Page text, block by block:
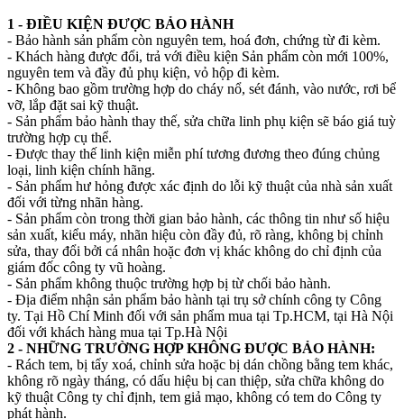
1 - ĐIỀU KIỆN ĐƯỢC BẢO HÀNH
- Bảo hành sản phẩm còn nguyên tem, hoá đơn, chứng từ đi kèm.
- Khách hàng được đổi, trả với điều kiện Sản phẩm còn mới 100%,
nguyên tem và đầy đủ phụ kiện, vỏ hộp đi kèm.
- Không bao gồm trường hợp do cháy nổ, sét đánh, vào nước, rơi bể
vỡ, lắp đặt sai kỹ thuật.
- Sản phẩm bảo hành thay thế, sửa chữa linh phụ kiện sẽ báo giá tuỳ
trường hợp cụ thể.
- Được thay thế linh kiện miễn phí tương đương theo đúng chủng
loại, linh kiện chính hãng.
- Sản phẩm hư hỏng được xác định do lỗi kỹ thuật của nhà sản xuất
đối với từng nhãn hàng.
- Sản phẩm còn trong thời gian bảo hành, các thông tin như số hiệu
sản xuất, kiểu máy, nhãn hiệu còn đầy đủ, rõ ràng, không bị chỉnh
sửa, thay đổi bởi cá nhân hoặc đơn vị khác không do chỉ định của
giám đốc công ty vũ hoàng.
- Sản phẩm không thuộc trường hợp bị từ chối bảo hành.
- Địa điểm nhận sản phẩm bảo hành tại trụ sở chính công ty Công
ty. Tại Hồ Chí Minh đối với sản phẩm mua tại Tp.HCM, tại Hà Nội
đối với khách hàng mua tại Tp.Hà Nội
2 - NHỮNG TRƯỜNG HỢP KHÔNG ĐƯỢC BẢO HÀNH:
- Rách tem, bị tẩy xoá, chỉnh sửa hoặc bị dán chồng bằng tem khác,
không rõ ngày tháng, có dấu hiệu bị can thiệp, sửa chữa không do
kỹ thuật Công ty chỉ định, tem giả mạo, không có tem do Công ty
phát hành.